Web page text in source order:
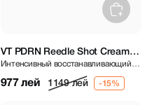
VT PDRN Reedle Shot Cream
50 ml
Интенсивный восстанавливающий
крем с PDRN и микроиглами
977 лей 1149 лей